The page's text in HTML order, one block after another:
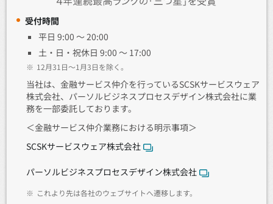
受付時間
平日 9:00 ～ 20:00
土・日・祝休日 9:00 ～ 17:00
※ 12月31日～1月3日を除く。
当社は、金融サービス仲介を行っているSCSKサービスウェア
株式会社、パーソルビジネスプロセスデザイン株式会社に業
務を一部委託しております。
＜金融サービス仲介業務における明示事項＞
SCSKサービスウェア株式会社
パーソルビジネスプロセスデザイン株式会社
※ これより先は各社のウェブサイトへ遷移します。